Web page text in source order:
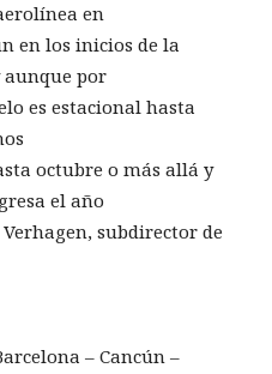
en
en los inicios de la
por
es estacional hasta
octubre o más allá y
el año
subdirector de
– Cancún –